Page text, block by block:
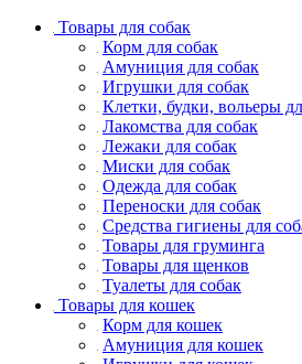
Товары для собак
Корм для собак
Амуниция для собак
Игрушки для собак
Клетки, будки, вольеры
Лакомства для собак
Лежаки для собак
Миски для собак
Одежда для собак
Переноски для собак
Средства гигиены для
Товары для груминга
Товары для щенков
Туалеты для собак
Товары для кошек
Корм для кошек
Амуниция для кошек